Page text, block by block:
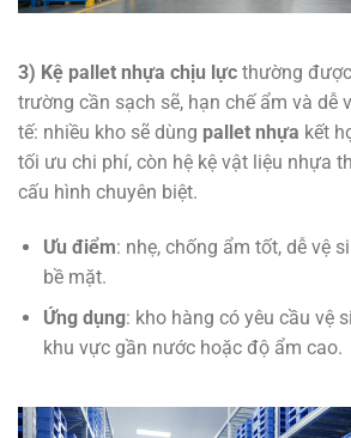
3) Kệ pallet nhựa chịu lực thường
trường cần sạch sẽ, hạn chế ẩm và dễ
tế: nhiều kho sẽ dùng pallet nhựa kết
tối ưu chi phí, còn hệ kệ vật liệu nhựa
cấu hình chuyên biệt.
Ưu điểm: nhẹ, chống ẩm tốt, dễ vệ
bề mặt.
Ứng dụng: kho hàng có yêu cầu vệ
khu vực gần nước hoặc độ ẩm cao.